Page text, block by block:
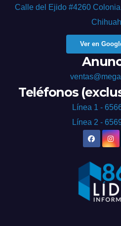
Calle del Ejido #4260
Ver en
Teléfonos
Línea 1 -
Línea 2 -